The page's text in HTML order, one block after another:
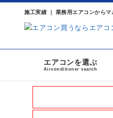
施工実績 ｜ 業務用エアコンから
エアコンを選ぶ
Airconditioner search